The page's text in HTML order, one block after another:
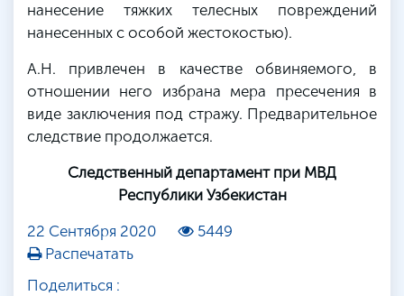
нанесение тяжких телесных повреждений
нанесенных с особой жестокостью).
А.Н. привлечен в качестве обвиняемого, в
отношении него избрана мера пресечения в
виде заключения под стражу. Предварительное
следствие продолжается.
Следственный департамент при МВД
Республики Узбекистан
22 Сентября 2020
5449
Распечатать
Поделиться :